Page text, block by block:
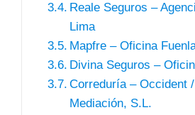
Reale Seguros –
Lima
Mapfre – Oficina
Divina Seguros –
Correduría – Occident
Mediación, S.L.